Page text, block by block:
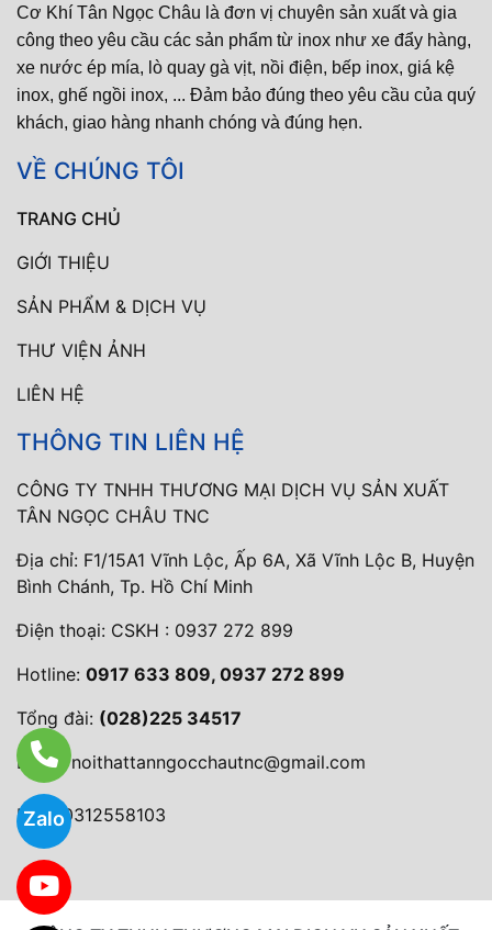
Zalo
Cơ Khí Tân Ngọc Châu là đơn vị chuyên sản xuất và gia
công theo yêu cầu các sản phẩm từ inox như xe đẩy hàng,
xe nước ép mía, lò quay gà vịt, nồi điện, bếp inox, giá kệ
inox, ghế ngồi inox, ... Đảm bảo đúng theo yêu cầu của quý
khách, giao hàng nhanh chóng và đúng hẹn.
VỀ CHÚNG TÔI
TRANG CHỦ
GIỚI THIỆU
SẢN PHẨM & DỊCH VỤ
THƯ VIỆN ẢNH
LIÊN HỆ
THÔNG TIN LIÊN HỆ
CÔNG TY TNHH THƯƠNG MẠI DỊCH VỤ SẢN XUẤT
TÂN NGỌC CHÂU TNC
Địa chỉ: F1/15A1 Vĩnh Lộc, Ấp 6A, Xã Vĩnh Lộc B, Huyện
Bình Chánh, Tp. Hồ Chí Minh
Điện thoại: CSKH : 0937 272 899
Hotline: 0917 633 809, 0937 272 899
Tổng đài: (028)225 34517
Email:noithattanngocchautnc@gmail.com
MST: 0312558103